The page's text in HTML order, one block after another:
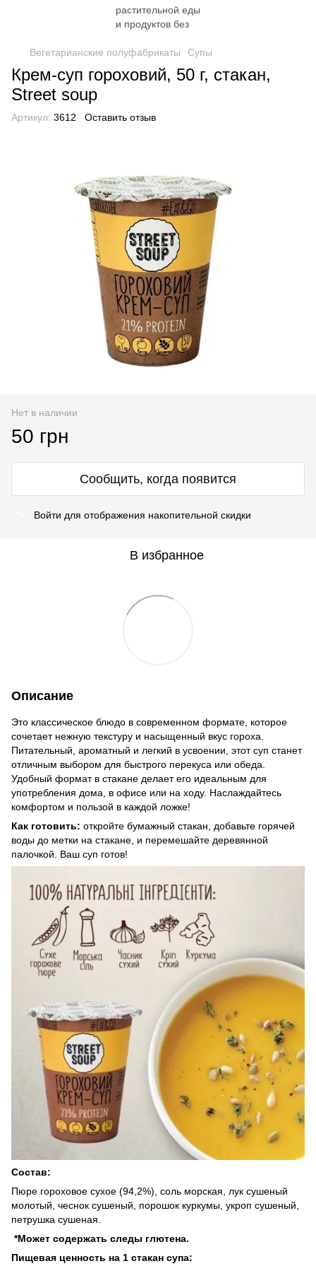
Вегетарианские полуфабрикаты Супы
Крем-суп гороховий, 50 г, стакан,
Street soup
Артикул: 3612 Оставить отзыв
Нет в наличии
50 грн
Сообщить, когда появится
Войти для отображения накопительной скидки
В избранное
Описание
Это классическое блюдо в современном формате, которое
сочетает нежную текстуру и насыщенный вкус гороха.
Питательный, ароматный и легкий в усвоении, этот суп станет
отличным выбором для быстрого перекуса или обеда.
Удобный формат в стакане делает его идеальным для
употребления дома, в офисе или на ходу. Наслаждайтесь
комфортом и пользой в каждой ложке!
Как готовить: откройте бумажный стакан, добавьте горячей
воды до метки на стакане, и перемешайте деревянной
палочкой. Ваш суп готов!
Состав:
Пюре гороховое сухое (94,2%), соль морская, лук сушеный
молотый, чеснок сушеный, порошок куркумы, укроп сушеный,
петрушка сушеная.
*Может содержать следы глютена.
Пищевая ценность на 1 стакан супа: